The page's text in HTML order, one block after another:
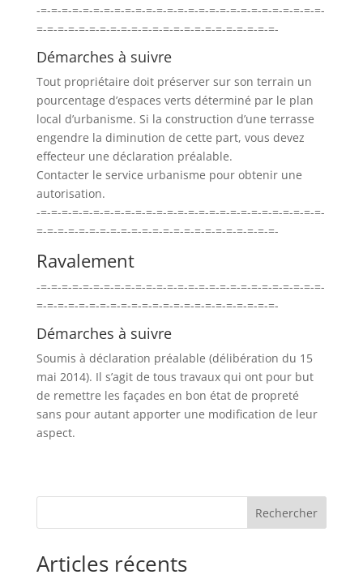
-=-=-=-=-=-=-=-=-=-=-=-=-=-=-=-=-=-=-=-=-=-=-=-=-=-=-=-
=-=-=-=-=-=-=-=-=-=-=-=-=-=-=-=-=-=-=-=-=-=-=-
Démarches à suivre
Tout propriétaire doit préserver sur son terrain un
pourcentage d’espaces verts déterminé par le plan
local d’urbanisme. Si la construction d’une terrasse
engendre la diminution de cette part, vous devez
effecteur une déclaration préalable.
Contacter le service urbanisme pour obtenir une
autorisation.
-=-=-=-=-=-=-=-=-=-=-=-=-=-=-=-=-=-=-=-=-=-=-=-=-=-=-=-
=-=-=-=-=-=-=-=-=-=-=-=-=-=-=-=-=-=-=-=-=-=-=-
Ravalement
-=-=-=-=-=-=-=-=-=-=-=-=-=-=-=-=-=-=-=-=-=-=-=-=-=-=-=-
=-=-=-=-=-=-=-=-=-=-=-=-=-=-=-=-=-=-=-=-=-=-=-
Démarches à suivre
Soumis à déclaration préalable (délibération du 15
mai 2014). Il s’agit de tous travaux qui ont pour but
de remettre les façades en bon état de propreté
sans pour autant apporter une modification de leur
aspect.
Rechercher
Articles récents